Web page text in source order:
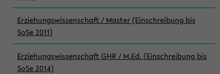
Erziehungswissenschaft / Master (Einschreibung bis
SoSe 2011)
Erziehungswissenschaft GHR / M.Ed. (Einschreibung bis
SoSe 2014)